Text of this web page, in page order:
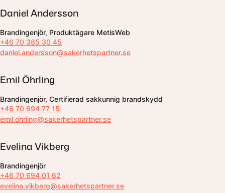
Daniel Andersson
Brandingenjör, Produktägare MetisWeb
+46 70 385 30 45
daniel.andersson@sakerhetspartner.se
Emil Öhrling
Brandingenjör, Certifierad sakkunnig brandskydd
+46 70 694 77 15
emil.ohrling@sakerhetspartner.se
Evelina Vikberg
Brandingenjör
+46 70 694 01 62
evelina.vikberg@sakerhetspartner.se